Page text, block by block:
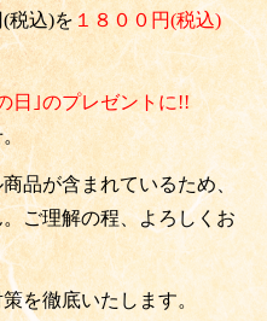
税込)を１８００円(税込)
日｣のプレゼントに!!
。
品が含まれているため、
ご理解の程、よろしくお
を徹底いたします。